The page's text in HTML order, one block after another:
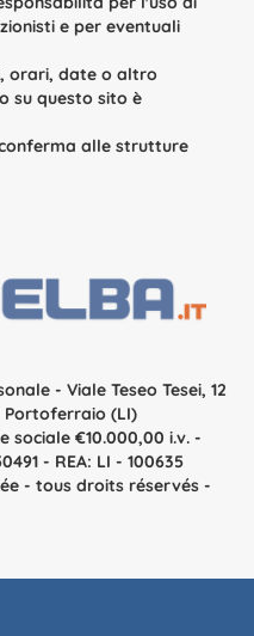
e per eventuali
orari, date o altro
su questo sito è
alle strutture
- Viale Teseo Tesei, 12
Portoferraio (LI)
sociale €10.000,00 i.v. -
- REA: LI - 100635
- tous droits réservés -